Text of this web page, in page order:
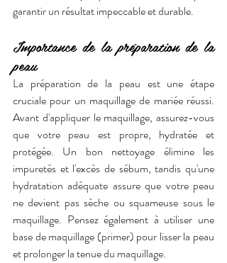
garantir un résultat impeccable et durable.
Importance de la préparation de la
peau
La préparation de la peau est une étape
cruciale pour un maquillage de mariée réussi.
Avant d'appliquer le maquillage, assurez-vous
que votre peau est propre, hydratée et
protégée. Un bon nettoyage élimine les
impuretés et l'excès de sébum, tandis qu'une
hydratation adéquate assure que votre peau
ne devient pas sèche ou squameuse sous le
maquillage. Pensez également à utiliser une
base de maquillage (primer) pour lisser la peau
et prolonger la tenue du maquillage.